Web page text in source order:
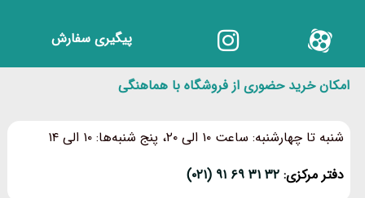
پیگیری سفارش
امکان خرید حضوری از فروشگاه با هماهنگی
شنبه تا چهارشنبه: ساعت ۱۰ الی ۲۰، پنج شنبه‌ها: ۱۰ الی ۱۴
دفتر مرکزی: ۳۲ ۳۱ ۶۹ ۹۱ (۰۲۱)